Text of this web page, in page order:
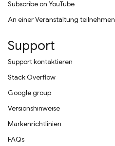
Subscribe on YouTube
An einer Veranstaltung teilnehmen
Support
Support kontaktieren
Stack Overflow
Google group
Versionshinweise
Markenrichtlinien
FAQs